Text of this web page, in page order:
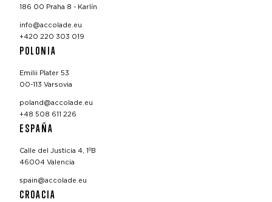
186 00 Praha 8 - Karlín
info@accolade.eu
+420 220 303 019
POLONIA
Emilii Plater 53
00-113 Varsovia
poland@accolade.eu
+48 508 611 226
ESPAÑA
Calle del Justicia 4, 1ºB
46004 Valencia
spain@accolade.eu
CROACIA